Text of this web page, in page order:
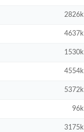
2826k
4637k
1530k
4554k
5372k
96k
3175k